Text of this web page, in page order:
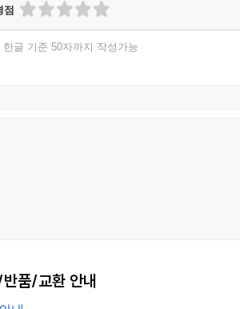
점
한글 기준 50자까지 작성가능
품/교환 안내